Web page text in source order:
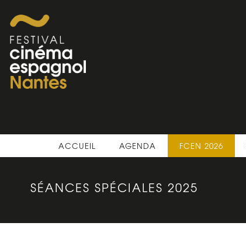
ACCUEIL AGENDA FCEN 2026
SÉANCES SPÉCIALES 2025